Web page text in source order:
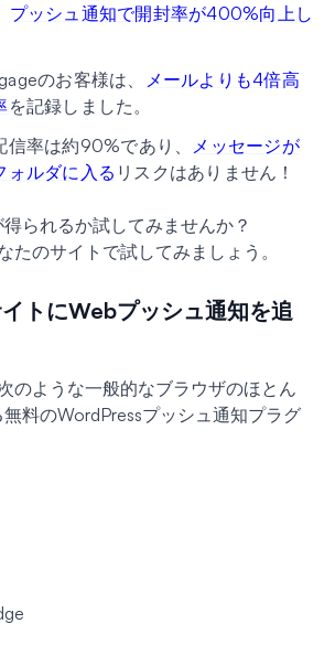
プッシュ通知で開封率が400%向上し
のお客様は、
メールよりも4倍高
を記録しました。
信率は約90%であり、 メッセージが
ォルダに入る リスクはありません！
られるか試してみませんか？
たのサイトで試してみましょう。
トにWebプッシュ通知を追
のような一般的なブラウザのほとん
料のWordPressプッシュ通知プラグ